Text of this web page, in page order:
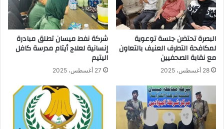
البصرة تحتضن جلسة توعوية
لمكافحة التطرف العنيف بالتعاون
مع نقابة الصحفيين
28 أغسطس، 2025
شركة نفط ميسان تطلق مبادرة
إنسانية لعلاج أيتام مدرسة كافل
اليتيم
27 أغسطس، 2025